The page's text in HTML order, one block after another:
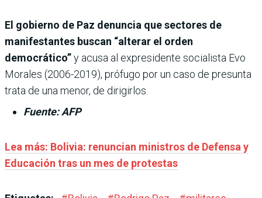
El gobierno de Paz denuncia que sectores de
manifestantes buscan “alterar el orden
democrático”y acusa al expresidente socialista Evo
Morales (2006-2019), prófugo por un caso de presunta
trata de una menor, de dirigirlos.
Fuente: AFP
Lea más: Bolivia: renuncian ministros de Defensa y
Educación tras un mes de protestas